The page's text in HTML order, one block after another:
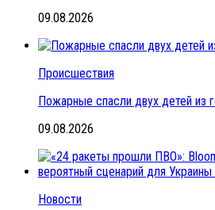
09.08.2026
Происшествия
Пожарные спасли двух детей из
09.08.2026
Новости